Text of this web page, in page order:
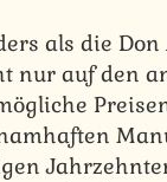
als die Don
nur auf den